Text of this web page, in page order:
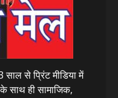
साल से प्रिंट मीडिया में
साथ ही सामाजिक,